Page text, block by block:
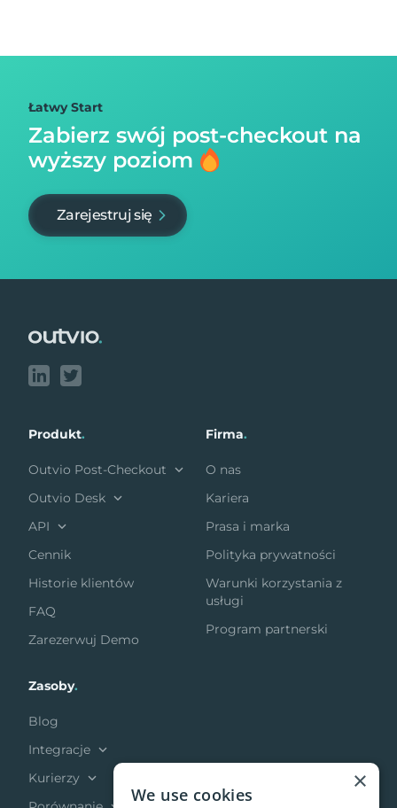
Łatwy Start
Zabierz swój post-checkout na
wyższy poziom
Zarejestruj się
Produkt.
Outvio Post-Checkout
Outvio Desk
API
Cennik
Historie klientów
FAQ
Zarezerwuj Demo
Firma.
O nas
Kariera
Prasa i marka
Polityka prywatności
Warunki korzystania z
usługi
Program partnerski
Zasoby.
Blog
Integracje
Kurierzy
×
We use cookies